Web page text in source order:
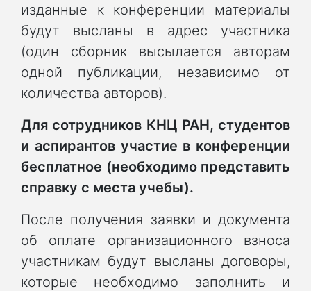
изданные к конференции материалы
будут высланы в адрес участника
(один сборник высылается авторам
одной публикации, независимо от
количества авторов).
Для сотрудников КНЦ РАН, студентов
и аспирантов участие в конференции
бесплатное (необходимо представить
справку с места учебы).
После получения заявки и документа
об оплате организационного взноса
участникам будут высланы договоры,
которые необходимо заполнить и